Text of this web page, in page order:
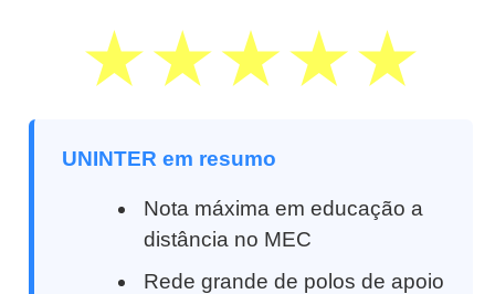
UNINTER em resumo
Nota máxima em educação a
distância no MEC
Rede grande de polos de apoio